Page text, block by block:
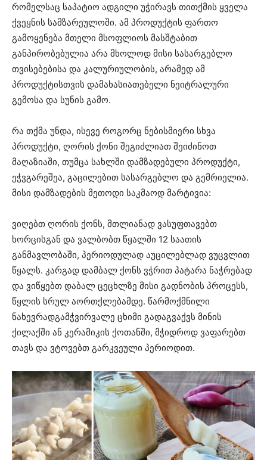
რომელსაც საპატიო ადგილი უჭირავს თითქმის ყველა
ქვეყნის სამზარეულოში. ამ პროდუქტის ფართო
გამოყენება მთელი მსოფლიოს მასშტაბით
განპირობებულია არა მხოლოდ მისი სასარგებლო
თვისებებისა და კალურიულობის, არამედ ამ
პროდუქტისთვის დამახასიათებელი ნეიტრალური
გემოსა და სუნის გამო.
რა თქმა უნდა, ისევე როგორც ნებისმიერი სხვა
პროდუქტი, ღორის ქონი შეგიძლიათ შეიძინოთ
მაღაზიაში, თუმცა სახლში დამზადებული პროდუქტი,
ეჭვგარეშეა, გაცილებით სასარგებლო და გემრიელია.
მისი დამზადების მეთოდი საკმაოდ მარტივია:
ვიღებთ ღორის ქონს, მთლიანად ვასუფთავებთ
ხორცისგან და ვალბობთ წყალში 12 საათის
განმავლობაში, პერიოდულად აუცილებლად ვუცვლით
წყალს. კარგად დამბალ ქონს ვჭრით პატარა ნაჭრებად
და ვიწყებთ დაბალ ცეცხლზე მისი გადნობის პროცესს,
წყლის სრულ აორთქლებამდე. წარმოქმნილი
ნახევრადგამჭვირვალე ცხიმი გადაგვაქვს მინის
ქილაქში ან კერამიკის ქოთანში, მჭიდროდ ვაფარებთ
თავს და ვტოვებთ გარკვეული პერიოდით.